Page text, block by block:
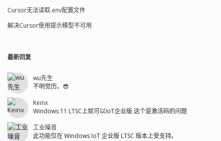
Cursor无法读取.env配置文件
解决Cursor使用提示模型不可用
最新回复
wu先生
不明觉历。😎
Keinx
Windows 11 LTSC上就可以IoT企业版 这个是激活码的问题
工业噪音
此功能仅在 Windows IoT 企业版 LTSC 版本上受支持。